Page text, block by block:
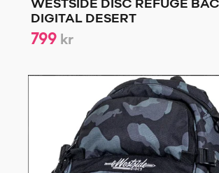
WESTSIDE DISC REFUGE
DIGITAL DESERT
799 kr